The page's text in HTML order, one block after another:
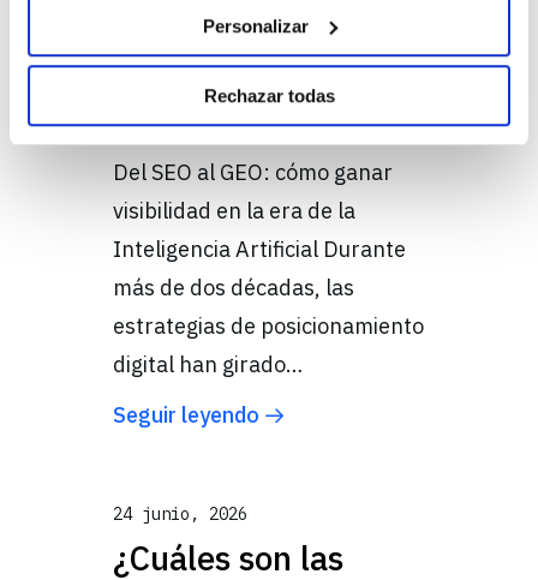
de Personalizar. Puede cambiar o retirar su
Configuración de cookies. Para más información revise
Política de cookies
Personalizar
Rechazar todas
visibilidad en la era
de la Inteligencia
Artificial
Del SEO al GEO: cómo ganar
visibilidad en la era de la
Inteligencia Artificial Durante
más de dos décadas, las
estrategias de posicionamiento
digital han girado…
Seguir leyendo
24 junio, 2026
¿Cuáles son las